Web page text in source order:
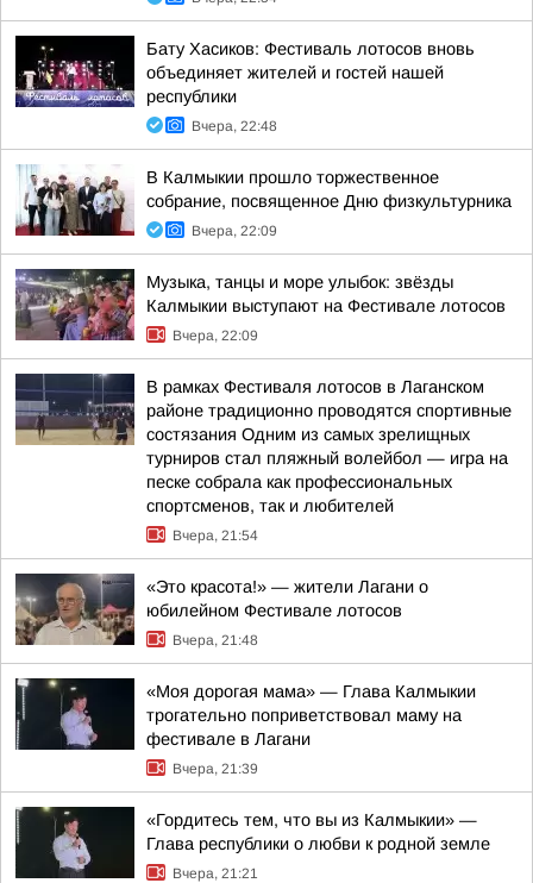
Бату Хасиков: Фестиваль лотосов вновь
объединяет жителей и гостей нашей
республики
Вчера, 22:48
В Калмыкии прошло торжественное
собрание, посвященное Дню физкультурника
Вчера, 22:09
Музыка, танцы и море улыбок: звёзды
Калмыкии выступают на Фестивале лотосов
Вчера, 22:09
В рамках Фестиваля лотосов в Лаганском
районе традиционно проводятся спортивные
состязания Одним из самых зрелищных
турниров стал пляжный волейбол — игра на
песке собрала как профессиональных
спортсменов, так и любителей
Вчера, 21:54
«Это красота!» — жители Лагани о
юбилейном Фестивале лотосов
Вчера, 21:48
«Моя дорогая мама» — Глава Калмыкии
трогательно поприветствовал маму на
фестивале в Лагани
Вчера, 21:39
«Гордитесь тем, что вы из Калмыкии» —
Глава республики о любви к родной земле
Вчера, 21:21